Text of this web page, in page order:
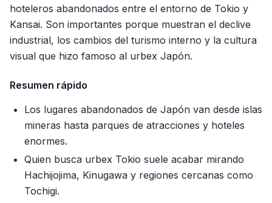
hoteleros abandonados entre el entorno de Tokio y
Kansai. Son importantes porque muestran el declive
industrial, los cambios del turismo interno y la cultura
visual que hizo famoso al urbex Japón.
Resumen rápido
Los lugares abandonados de Japón van desde islas
mineras hasta parques de atracciones y hoteles
enormes.
Quien busca urbex Tokio suele acabar mirando
Hachijojima, Kinugawa y regiones cercanas como
Tochigi.